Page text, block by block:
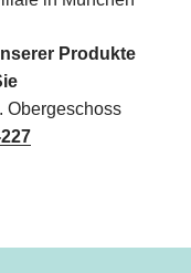
Produkte
Obergeschoss